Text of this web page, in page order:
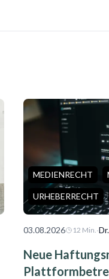
MEDIENRECHT
URHEBERRECHT
03.08.2026 12 Min. ·
Neue